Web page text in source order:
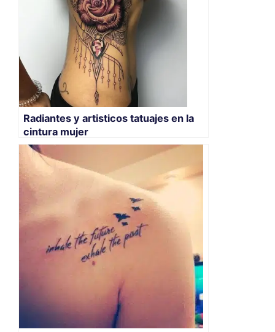
Radiantes y artisticos tatuajes en la
cintura mujer